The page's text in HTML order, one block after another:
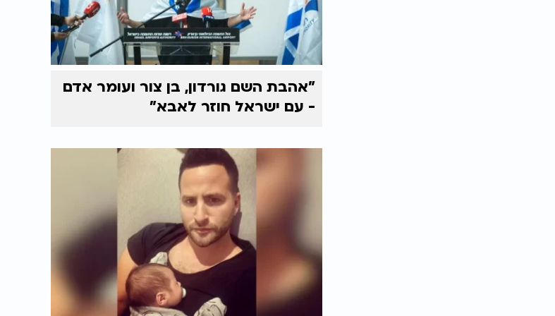
"אהבת השם גורדון, בן צור ועומר אדם
- עם ישראל חוזר לאבא"